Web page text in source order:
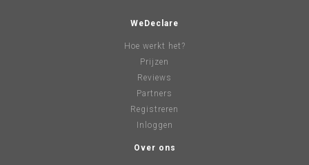
WeDeclare
Hoe werkt het?
Prijzen
Reviews
Partners
Registreren
Inloggen
Over ons